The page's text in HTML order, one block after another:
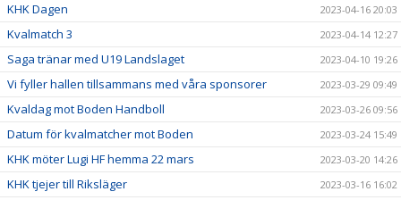
KHK Dagen 2023-04-16 20:03
Kvalmatch 3 2023-04-14 12:27
Saga tränar med U19 Landslaget 2023-04-10 19:26
Vi fyller hallen tillsammans med våra sponsorer 2023-03-29 09:49
Kvaldag mot Boden Handboll 2023-03-26 09:56
Datum för kvalmatcher mot Boden 2023-03-24 15:49
KHK möter Lugi HF hemma 22 mars 2023-03-20 14:26
KHK tjejer till Riksläger 2023-03-16 16:02